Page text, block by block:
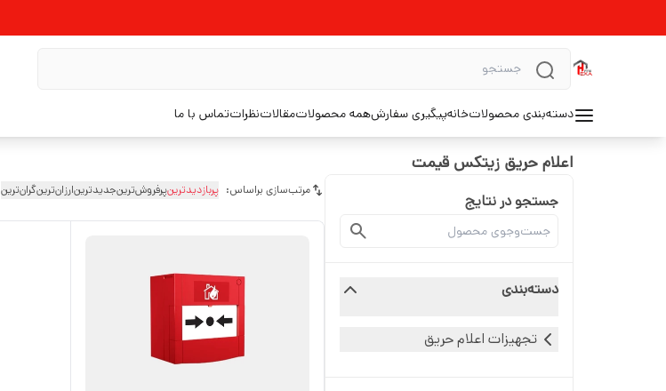
دسته‌بندی محصولاتخانهپیگیری سفارشهمه محصولاتمقالاتنظراتتماس با ما
اعلام حریق زیتکس قیمت
جستجو در نتایج
دسته‌بندی
تجهیزات اعلام حریق
مرتب‌سازی براساس: پربازدیدترینپرفروش‌ترینجدیدترینارزان‌ترینگران‌ترین